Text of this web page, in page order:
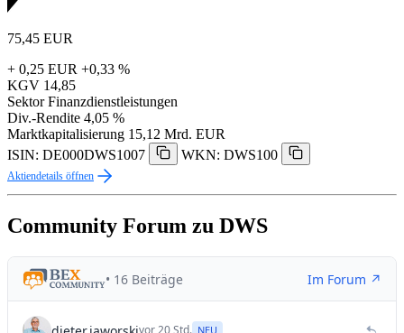
75,45 EUR
+ 0,25 EUR +0,33 %
KGV 14,85
Sektor Finanzdienstleistungen
Div.-Rendite 4,05 %
Marktkapitalisierung 15,12 Mrd. EUR
ISIN: DE000DWS1007
WKN: DWS100
Aktiendetails öffnen
Community Forum zu DWS